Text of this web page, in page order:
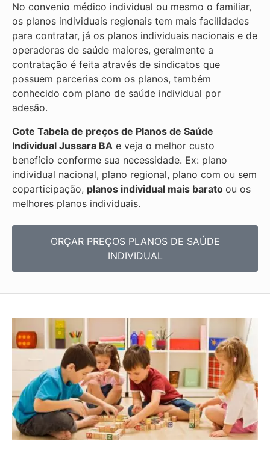
No convenio médico individual ou mesmo o familiar,
os planos individuais regionais tem mais facilidades
para contratar, já os planos individuais nacionais e de
operadoras de saúde maiores, geralmente a
contratação é feita através de sindicatos que
possuem parcerias com os planos, também
conhecido com plano de saúde individual por
adesão.
Cote Tabela de preços de Planos de Saúde
Individual Jussara BA e veja o melhor custo
benefício conforme sua necessidade. Ex: plano
individual nacional, plano regional, plano com ou sem
coparticipação, planos individual mais barato ou os
melhores planos individuais.
ORÇAR PREÇOS PLANOS DE SAÚDE
INDIVIDUAL